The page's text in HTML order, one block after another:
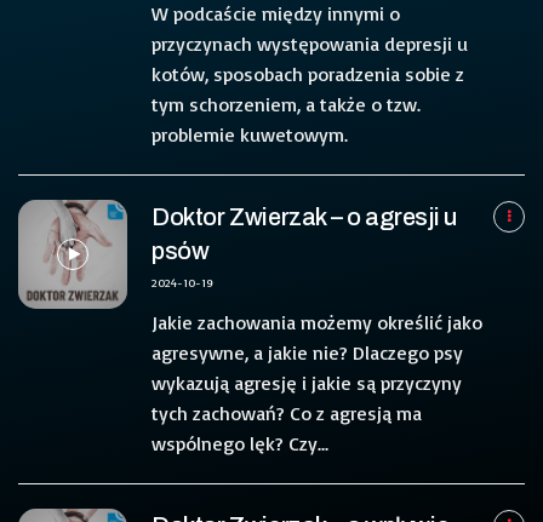
W podcaście między innymi o
przyczynach występowania depresji u
kotów, sposobach poradzenia sobie z
tym schorzeniem, a także o tzw.
problemie kuwetowym.
Doktor Zwierzak – o agresji u
psów
2024-10-19
Jakie zachowania możemy określić jako
agresywne, a jakie nie? Dlaczego psy
wykazują agresję i jakie są przyczyny
tych zachowań? Co z agresją ma
wspólnego lęk? Czy...